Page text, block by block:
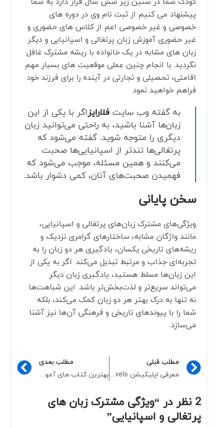
پیشنهاد می کنیم از ثبت نام وی در دوره های
خصوصی و غیر خصوصی اعم از کلاس ‌های حضوری و
غیر حضوری آموزش زبان پرتغالی و اسپانیایی و دیگر
زبان های مشابه در یک خانواده با ریشه مشترک غافل
نگردید. با انجام چنین عملی موقعیت‌ های بسیار مهم
اقامتی، تحصیلی و تجارتی در آینده را برای فرزند خود
فراهم خواهید نمود.
به گفته وب سایت فلارایزاگر با یکی از این
زبان‌ها آشنا باشید، به راحتی می‌توانید زبان
دیگری را متوجه شوید. گفته می‌شود که
پرتغالی‌ها تندتر از اسپانیایی‌ها صحبت
می‌کنند و همین مسئله، موجب می‌شود که
فهمیدن صحبت‌های آنان، کمی دشوار باشد.
سخن پایانی
ویژگی‌های مشترک زبان‌های پرتغالی و اسپانیایی،
مانند واژگان مشابه، ساختارهای گرامری نزدیک و
ریشه‌های تاریخی یکسان، یادگیری هر دو زبان را به
تجربه‌ای جذاب و مرتبط تبدیل می‌کند. اگر به یکی از
این زبان‌ها مسلط هستید، یادگیری زبان دیگر
می‌تواند سریع‌تر و لذت‌بخش‌تر باشد. این شباهت‌ها
نه تنها به درک بهتر هر دو زبان کمک می‌کند، بلکه
شما را با پیوندهای تاریخی و فرهنگی آن‌ها نیز آشنا
می‌سازد.
مطلب قبلی
معرفی اپلیکیشن news in levels برای تقویت زبان
مطلب بعدی
بهترین کتاب های آموزش زبان چینی
2 نظر در “
ویژگی مشترک زبان های
پرتغالی و اسپانیایی”